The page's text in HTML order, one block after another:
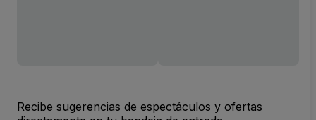
Recibe sugerencias de espectáculos y ofertas